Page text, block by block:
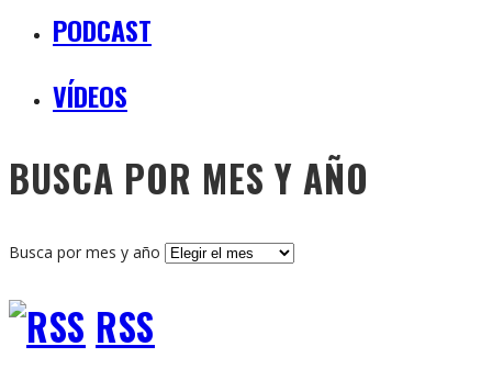
PODCAST
VÍDEOS
BUSCA POR MES Y AÑO
Busca por mes y año
RSS